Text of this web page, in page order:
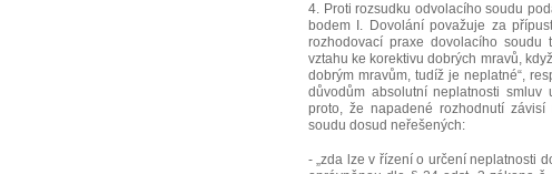
4. Proti rozsudku odvolacího soudu
bodem I. Dovolání považuje za
rozhodovací praxe dovolacího soudu
vztahu ke korektivu dobrých mravů,
dobrým mravům, tudíž je neplatné“,
důvodům absolutní neplatnosti smluv
proto, že napadené rozhodnutí
soudu dosud neřešených:
- „zda lze v řízení o určení neplatnosti